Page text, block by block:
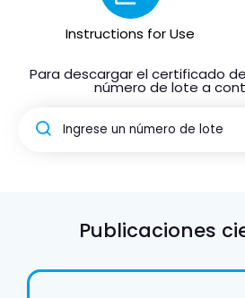
Instructions for Use
Para descargar el certificado
número de lote a
Publicaciones